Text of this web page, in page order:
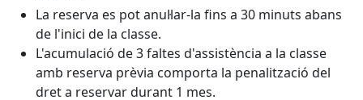
La reserva es pot anul·lar-la fins a 30 minuts abans
de l'inici de la classe.
L'acumulació de 3 faltes d'assistència a la classe
amb reserva prèvia comporta la penalització del
dret a reservar durant 1 mes.